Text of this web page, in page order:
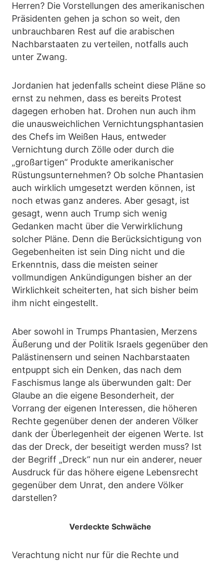
Herren? Die Vorstellungen des amerikanischen
Präsidenten gehen ja schon so weit, den
unbrauchbaren Rest auf die arabischen
Nachbarstaaten zu verteilen, notfalls auch
unter Zwang.
Jordanien hat jedenfalls scheint diese Pläne so
ernst zu nehmen, dass es bereits Protest
dagegen erhoben hat. Drohen nun auch ihm
die unausweichlichen Vernichtungsphantasien
des Chefs im Weißen Haus, entweder
Vernichtung durch Zölle oder durch die
„großartigen“ Produkte amerikanischer
Rüstungsunternehmen? Ob solche Phantasien
auch wirklich umgesetzt werden können, ist
noch etwas ganz anderes. Aber gesagt, ist
gesagt, wenn auch Trump sich wenig
Gedanken macht über die Verwirklichung
solcher Pläne. Denn die Berücksichtigung von
Gegebenheiten ist sein Ding nicht und die
Erkenntnis, dass die meisten seiner
vollmundigen Ankündigungen bisher an der
Wirklichkeit scheiterten, hat sich bisher beim
ihm nicht eingestellt.
Aber sowohl in Trumps Phantasien, Merzens
Äußerung und der Politik Israels gegenüber den
Palästinensern und seinen Nachbarstaaten
entpuppt sich ein Denken, das nach dem
Faschismus lange als überwunden galt: Der
Glaube an die eigene Besonderheit, der
Vorrang der eigenen Interessen, die höheren
Rechte gegenüber denen der anderen Völker
dank der Überlegenheit der eigenen Werte. Ist
das der Dreck, der beseitigt werden muss? Ist
der Begriff „Dreck“ nun nur ein anderer, neuer
Ausdruck für das höhere eigene Lebensrecht
gegenüber dem Unrat, den andere Völker
darstellen?
Verdeckte Schwäche
Verachtung nicht nur für die Rechte und